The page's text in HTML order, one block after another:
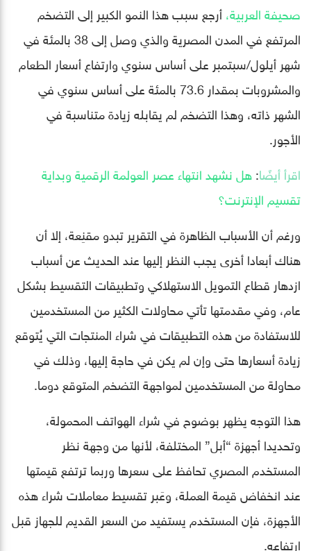
صحيفة العربية،أرجع سبب هذا النمو الكبير إلى التضخم
المرتفع في المدن المصرية والذي وصل إلى 38 بالمئة في
شهر أيلول/سبتمبر على أساس سنوي وارتفاع أسعار الطعام
والمشروبات بمقدار 73.6 بالمئة على أساس سنوي في
الشهر ذاته، وهذا التضخم لم يقابله زيادة متناسبة في
الأجور.
اقرأ أيضًا:هل نشهد انتهاء عصر العولمة الرقمية وبداية
تقسيم الإنترنت؟
ورغم أن الأسباب الظاهرة في التقرير تبدو مقنِعة، إلا أن
هناك أبعادا أخرى يجب النظر إليها عند الحديث عن أسباب
ازدهار قطاع التمويل الاستهلاكي وتطبيقات التقسيط بشكل
عام، وفي مقدمتها تأتي محاولات الكثير من المستخدمين
للاستفادة من هذه التطبيقات في شراء المنتجات التي يُتوقع
زيادة أسعارها حتى وإن لم يكن في حاجة إليها، وذلك في
محاولة من المستخدمين لمواجهة التضخم المتوقع دوما.
هذا التوجه يظهر بوضوح في شراء الهواتف المحمولة،
وتحديدا أجهزة “أبل” المختلفة، لأنها من وجهة نظر
المستخدم المصري تحافظ على سعرها وربما ترتفع قيمتها
عند انخفاض قيمة العملة، وعَبر تقسيط معاملات شراء هذه
الأجهزة، فإن المستخدم يستفيد من السعر القديم للجهاز قبل
ارتفاعه.